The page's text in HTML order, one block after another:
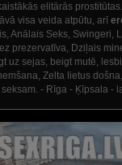
elitārās
visa veida atpūtu, arī
Anālais Seks, Swingeri,
prezervatīva, Dziļais
uz sejas, beigt mutē,
Zelta lietus
- Rīga - Ķīpsala -